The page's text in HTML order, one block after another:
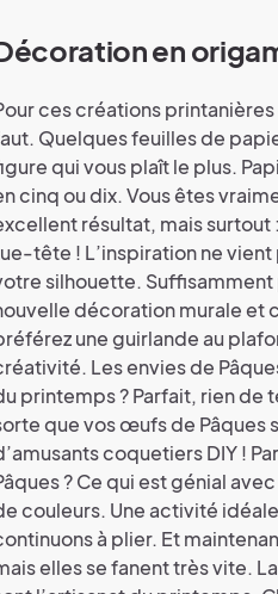
en
ces créations
Quelques feuilles de
qui vous plaît le plus.
cinq ou dix. Vous êtes
résultat, mais surtout
tête ! L’inspiration ne vient
silhouette.
décoration murale et
une guirlande au
Les envies de
printemps ? Parfait, rien de
que vos œufs de Pâques
coquetiers DIY !
? Ce qui est génial
couleurs. Une activité
à plier. Et
elles se fanent très vite.